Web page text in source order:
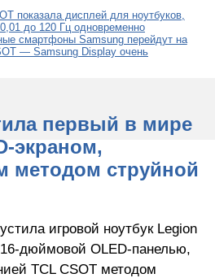
показала дисплей для ноутбуков,
до 120 Гц одновременно
смартфоны Samsung перейдут на
— Samsung Display очень
первый в мире
экраном,
методом струйной
игровой ноутбук Legion
дюймовой OLED-панелью,
TCL CSOT методом